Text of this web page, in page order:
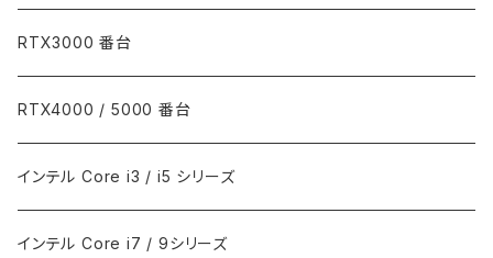
RTX3000 番台
RTX4000 / 5000 番台
インテル Core i3 / i5 シリーズ
インテル Core i7 / 9シリーズ